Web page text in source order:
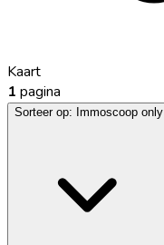
Kaart
1 pagina
Sorteer op: Immoscoop only